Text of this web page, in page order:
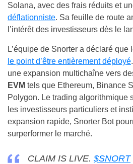
Solana, avec des frais réduits et
déflationniste. Sa feuille de route
l’intérêt des investisseurs dès le
L’équipe de Snorter a déclaré que
le point d’être entièrement déployé
une expansion multichaîne vers
EVM tels que Ethereum, Binance
Polygon. Le trading algorithmique
les investisseurs particuliers et
expansion rapide, Snorter Bot
surperformer le marché.
CLAIM IS LIVE. $SNORT